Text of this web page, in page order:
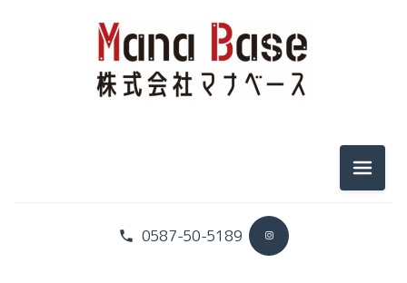
お家づくりプロジェクト
暮らしのこと
0587-50-5189
メニュ